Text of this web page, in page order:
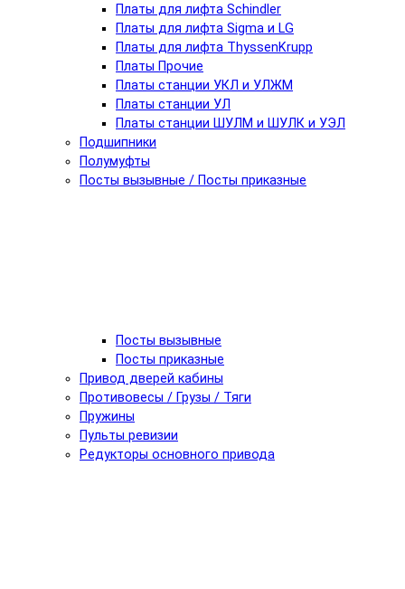
Платы для лифта Schindler
Платы для лифта Sigma и LG
Платы для лифта ThyssenKrupp
Платы Прочие
Платы станции УКЛ и УЛЖМ
Платы станции УЛ
Платы станции ШУЛМ и ШУЛК и УЭЛ
Подшипники
Полумуфты
Посты вызывные / Посты приказные
Посты вызывные
Посты приказные
Привод дверей кабины
Противовесы / Грузы / Тяги
Пружины
Пульты ревизии
Редукторы основного привода